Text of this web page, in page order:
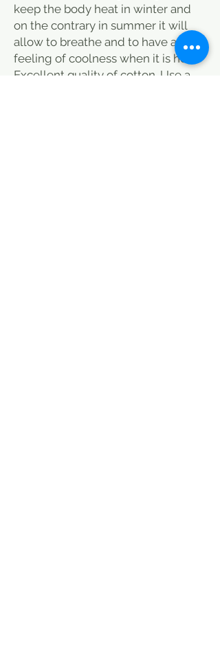
keep the body heat in winter and
on the contrary in summer it will
allow to breathe and to have a
feeling of coolness when it is hot.
Excellent quality of cotton. Use a